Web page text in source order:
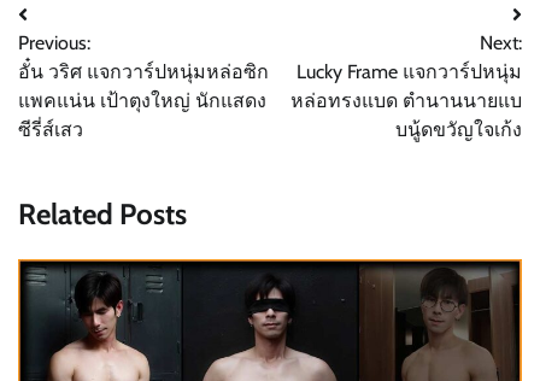
Post
navigation
Previous:
อั๋น วริศ แจกวาร์ปหนุ่มหล่อซิก
แพคแน่น เป้าตุงใหญ่ นักแสดง
ซีรี่ส์เสว
Next:
Lucky Frame แจกวาร์ปหนุ่ม
หล่อทรงแบด ตำนานนายแบ
บนู้ดขวัญใจเก้ง
Related Posts